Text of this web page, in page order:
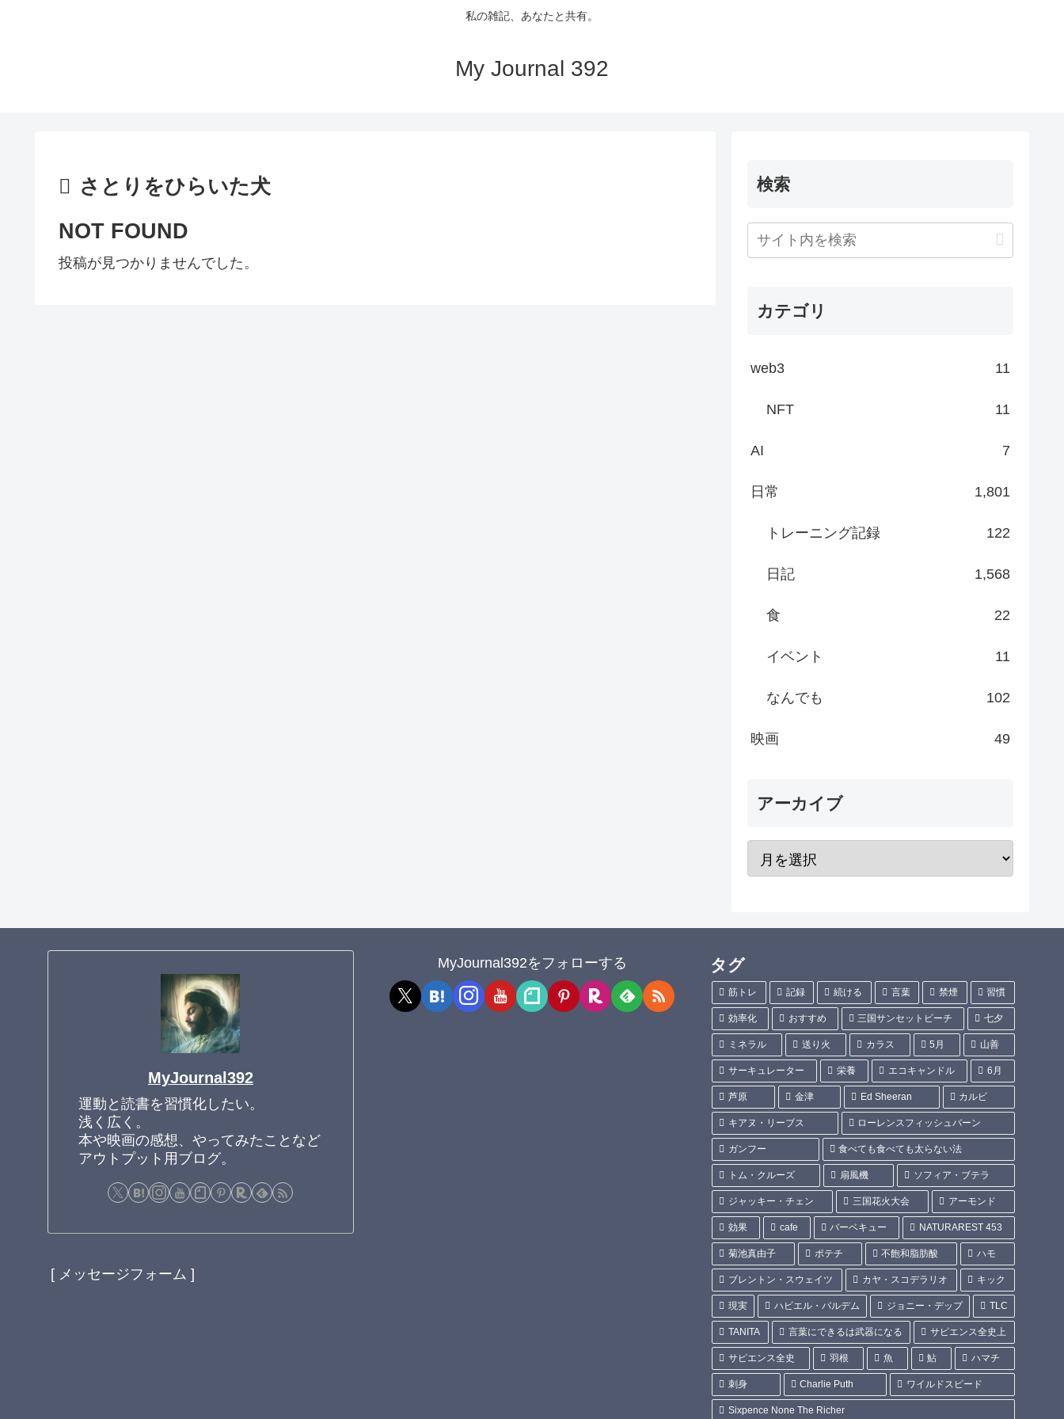
私の雑記、あなたと共有。
My Journal 392
さとりをひらいた犬
NOT FOUND
投稿が見つかりませんでした。
検索
カテゴリ
web3 11
NFT 11
AI 7
日常 1,801
トレーニング記録 122
日記 1,568
食 22
イベント 11
なんでも 102
映画 49
アーカイブ
MyJournal392
運動と読書を習慣化したい。
浅く広く。
本や映画の感想、やってみたことなど
アウトプット用ブログ。
[ メッセージフォーム ]
MyJournal392をフォローする タグ
筋トレ 記録 続ける 言葉 禁煙 習慣
効率化 おすすめ 三国サンセットビーチ 七夕
ミネラル 送り火 カラス 5月 山善
サーキュレーター 栄養 エコキャンドル 6月
芦原 金津 Ed Sheeran カルビ
キアヌ・リーブス ローレンスフィッシュバーン
ガンフー 食べても食べても太らない法
トム・クルーズ 扇風機 ソフィア・ブテラ
ジャッキー・チェン 三国花火大会 アーモンド
効果 cafe バーベキュー NATURAREST 453
菊池真由子 ポテチ 不飽和脂肪酸 ハモ
ブレントン・スウェイツ カヤ・スコデラリオ キック
現実 ハビエル・バルデム ジョニー・デップ TLC
TANITA 言葉にできるは武器になる サピエンス全史上
サピエンス全史 羽根 魚 鮎 ハマチ
刺身 Charlie Puth ワイルドスピード
Sixpence None The Richer